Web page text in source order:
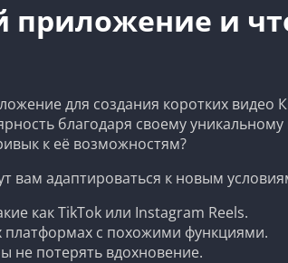
и
для создания коротких
благодаря своему
к её возможностям?
вам адаптироваться к новым
как TikTok или Instagram Reels.
платформах с похожими функциями.
не потерять вдохновение.